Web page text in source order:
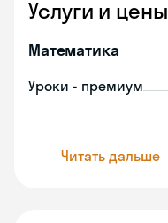
Услуги и цены
Математика
Уроки - премиум
Читать дальше